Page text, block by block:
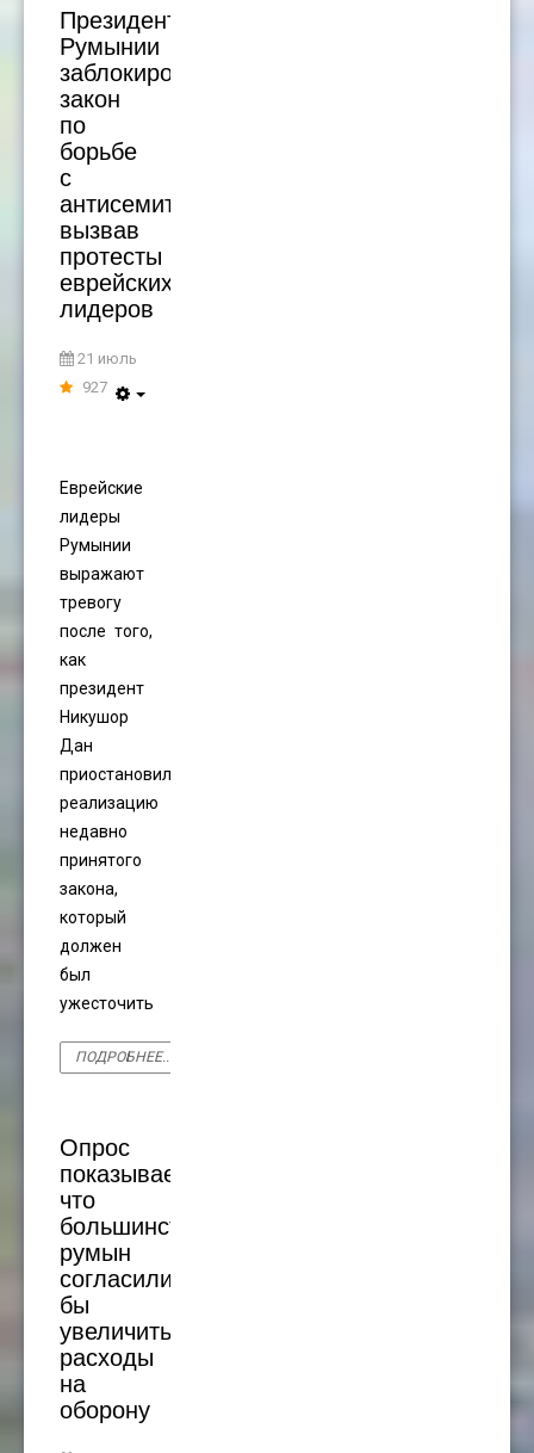
Президент
Румынии
заблокировал
закон
по
борьбе
с
антисемитизмом,
вызвав
протесты
еврейских
лидеров
21 июль
927
Еврейские
лидеры
Румынии
выражают
тревогу
после того,
как
президент
Никушор
Дан
приостановил
реализацию
недавно
принятого
закона,
который
должен
был
ужесточить
ПОДРОБНЕЕ...
Опрос
показывает,
что
большинство
румын
согласились
бы
увеличить
расходы
на
оборону